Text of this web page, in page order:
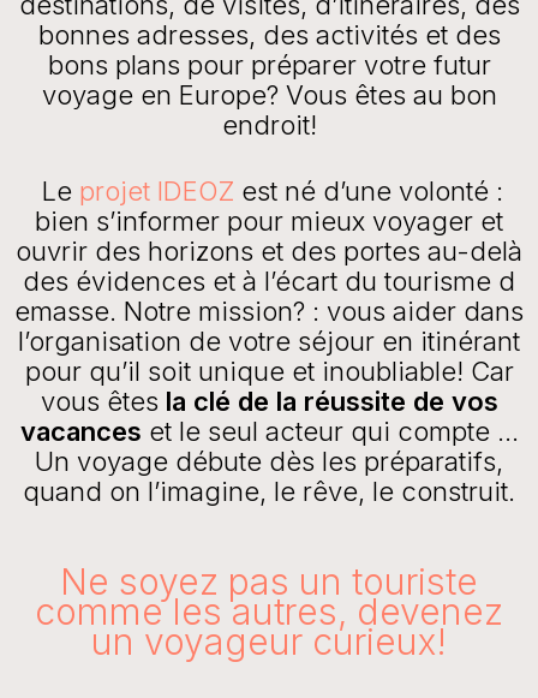
bonnes adresses, des activités et des
bons plans pour préparer votre futur
voyage en Europe? Vous êtes au bon
endroit!
Le projet IDEOZ est né d’une volonté :
bien s’informer pour mieux voyager et
ouvrir des horizons et des portes au-delà
des évidences et à l’écart du tourisme d
emasse. Notre mission? : vous aider dans
l’organisation de votre séjour en itinérant
pour qu’il soit unique et inoubliable! Car
vous êtes la clé de la réussite de vos
vacances et le seul acteur qui compte …
Un voyage débute dès les préparatifs,
quand on l’imagine, le rêve, le construit.
Ne soyez pas un touriste
comme les autres, devenez
un voyageur curieux!